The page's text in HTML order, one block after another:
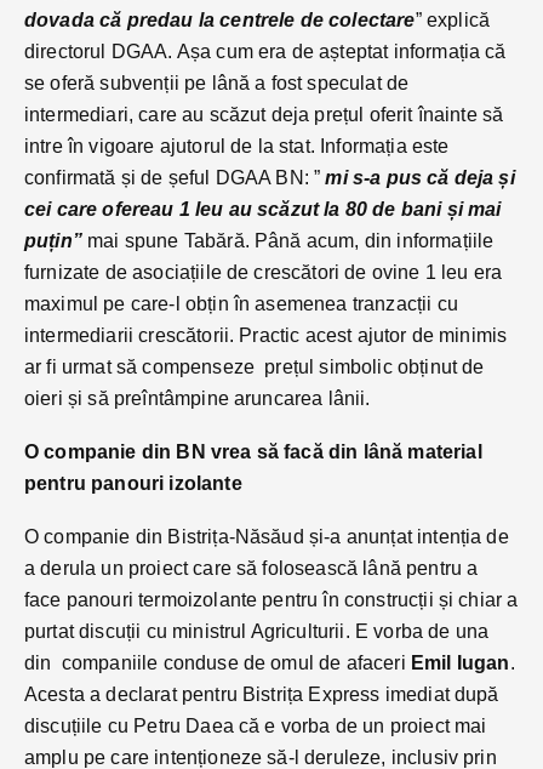
dovada că predau la centrele de colectare” explică
directorul DGAA. Așa cum era de așteptat informația că
se oferă subvenții pe lână a fost speculat de
intermediari, care au scăzut deja prețul oferit înainte să
intre în vigoare ajutorul de la stat. Informația este
confirmată și de șeful DGAA BN: ”mi s-a pus că deja și
cei care ofereau 1 leu au scăzut la 80 de bani și mai
puțin”mai spune Tabără. Până acum, din informațiile
furnizate de asociațiile de crescători de ovine 1 leu era
maximul pe care-l obțin în asemenea tranzacții cu
intermediarii crescătorii. Practic acest ajutor de minimis
ar fi urmat să compenseze prețul simbolic obținut de
oieri și să preîntâmpine aruncarea lânii.
O companie din BN vrea să facă din lână material
pentru panouri izolante
O companie din Bistrița-Năsăud și-a anunțat intenția de
a derula un proiect care să folosească lână pentru a
face panouri termoizolante pentru în construcții și chiar a
purtat discuții cu ministrul Agriculturii. E vorba de una
din companiile conduse de omul de afaceri Emil Iugan.
Acesta a declarat pentru Bistrița Express imediat după
discuțiile cu Petru Daea că e vorba de un proiect mai
amplu pe care intenționeze să-l deruleze, inclusiv prin